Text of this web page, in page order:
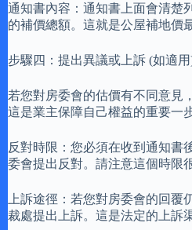
通知書內容：通知書上面會清楚
的補價總額。這就是公屋補地價
步驟四：提出異議或上訴 (如適
若您對房委會的估價有不同意見
這是業主保障自己權益的重要一步
反對時限：您必須在收到通知書
委會提出反對。請注意這個時限
上訴途徑：若您對房委會的回覆
裁處提出上訴。這是法定的上訴